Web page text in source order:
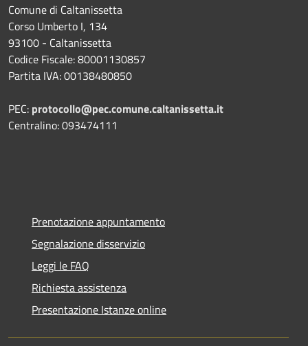
Comune di Caltanissetta
Corso Umberto I, 134
93100 - Caltanissetta
Codice Fiscale: 80001130857
Partita IVA: 00138480850
PEC: protocollo@pec.comune.caltanissetta.it
Centralino: 093474111
Prenotazione appuntamento
Segnalazione disservizio
Leggi le FAQ
Richiesta assistenza
Presentazione Istanze online